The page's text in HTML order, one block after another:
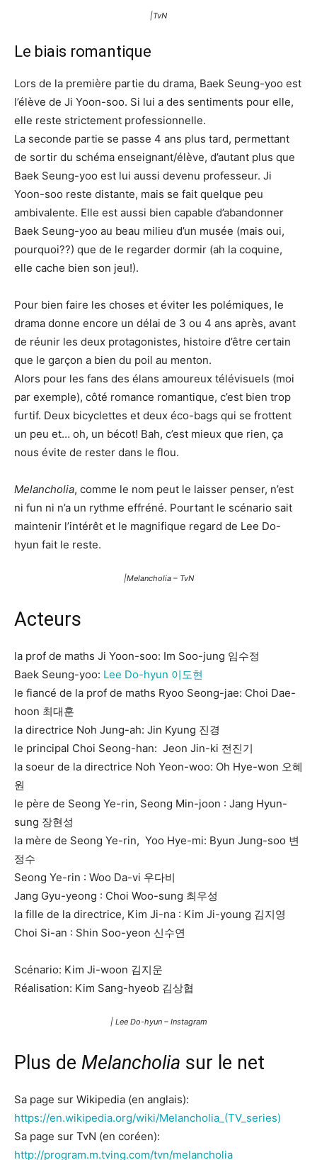
|TvN
Le biais romantique
Lors de la première partie du drama, Baek Seung-yoo est
l’élève de Ji Yoon-soo. Si lui a des sentiments pour elle,
elle reste strictement professionnelle.
La seconde partie se passe 4 ans plus tard, permettant
de sortir du schéma enseignant/élève, d’autant plus que
Baek Seung-yoo est lui aussi devenu professeur. Ji
Yoon-soo reste distante, mais se fait quelque peu
ambivalente. Elle est aussi bien capable d’abandonner
Baek Seung-yoo au beau milieu d’un musée (mais oui,
pourquoi??) que de le regarder dormir (ah la coquine,
elle cache bien son jeu!).
Pour bien faire les choses et éviter les polémiques, le
drama donne encore un délai de 3 ou 4 ans après, avant
de réunir les deux protagonistes, histoire d’être certain
que le garçon a bien du poil au menton.
Alors pour les fans des élans amoureux télévisuels (moi
par exemple), côté romance romantique, c’est bien trop
furtif. Deux bicyclettes et deux éco-bags qui se frottent
un peu et… oh, un bécot! Bah, c’est mieux que rien, ça
nous évite de rester dans le flou.
Melancholia, comme le nom peut le laisser penser, n’est
ni fun ni n’a un rythme effréné. Pourtant le scénario sait
maintenir l’intérêt et le magnifique regard de Lee Do-
hyun fait le reste.
|Melancholia – TvN
Acteurs
la prof de maths Ji Yoon-soo: Im Soo-jung 임수정
Baek Seung-yoo: Lee Do-hyun 이도현
le fiancé de la prof de maths Ryoo Seong-jae: Choi Dae-
hoon 최대훈
la directrice Noh Jung-ah: Jin Kyung 진경
le principal Choi Seong-han: Jeon Jin-ki 전진기
la soeur de la directrice Noh Yeon-woo: Oh Hye-won 오혜
원
le père de Seong Ye-rin, Seong Min-joon : Jang Hyun-
sung 장현성
la mère de Seong Ye-rin, Yoo Hye-mi: Byun Jung-soo 변
정수
Seong Ye-rin : Woo Da-vi 우다비
Jang Gyu-yeong : Choi Woo-sung 최우성
la fille de la directrice, Kim Ji-na : Kim Ji-young 김지영
Choi Si-an : Shin Soo-yeon 신수연
Scénario: Kim Ji-woon 김지운
Réalisation: Kim Sang-hyeob 김상협
| Lee Do-hyun – Instagram
Plus de Melancholia sur le net
Sa page sur Wikipedia (en anglais):
https://en.wikipedia.org/wiki/Melancholia_(TV_series)
Sa page sur TvN (en coréen):
http://program.m.tving.com/tvn/melancholia